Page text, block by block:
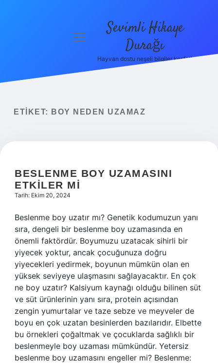
menüyü
Sevimli Hikaye
Durağı
Hayvan dostu neşeli bilgiler keşfet!
ETIKET: BOY NEDEN UZAMAZ
BESLENME BOY UZAMASINI
ETKILER MI
Tarih: Ekim 20, 2024
Beslenme boy uzatır mı? Genetik kodumuzun yanı
sıra, dengeli bir beslenme boy uzamasında en
önemli faktördür. Boyumuzu uzatacak sihirli bir
yiyecek yoktur, ancak çocuğunuza doğru
yiyecekleri yedirmek, boyunun mümkün olan en
yüksek seviyeye ulaşmasını sağlayacaktır. En çok
ne boy uzatır? Kalsiyum kaynağı olduğu bilinen süt
ve süt ürünlerinin yanı sıra, protein açısından
zengin yumurtalar ve taze sebze ve meyveler de
boyu en çok uzatan besinlerden bazılarıdır. Elbette
bu örnekleri çoğaltmak ve çocuklarda sağlıklı bir
beslenmeyle boy uzaması mümkündür. Yetersiz
beslenme boy uzamasını engeller mi? Beslenme: